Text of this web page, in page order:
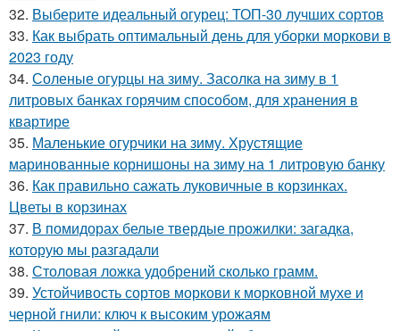
32. Выберите идеальный огурец: ТОП-30 лучших сортов
33. Как выбрать оптимальный день для уборки моркови в
2023 году
34. Соленые огурцы на зиму. Засолка на зиму в 1
литровых банках горячим способом, для хранения в
квартире
35. Маленькие огурчики на зиму. Хрустящие
маринованные корнишоны на зиму на 1 литровую банку
36. Как правильно сажать луковичные в корзинках.
Цветы в корзинах
37. В помидорах белые твердые прожилки: загадка,
которую мы разгадали
38. Столовая ложка удобрений сколько грамм.
39. Устойчивость сортов моркови к морковной мухе и
черной гнили: ключ к высоким урожаям